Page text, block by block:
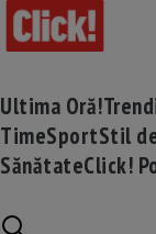
Ultima Oră!
TimeSportStil
SănătateClick!